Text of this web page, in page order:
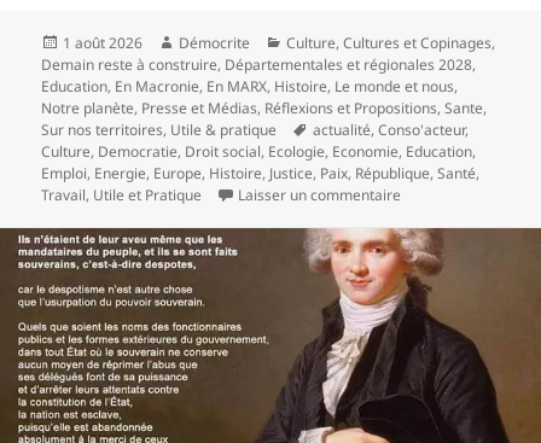
Publié
le
1 août 2026 Auteur
Démocrite Catégories
Culture,Cultures et Copinages,
Demain reste à construire, Départementales et régionales 2028,
Education, En Macronie, En MARX, Histoire, Le monde et nous,
Notre planète, Presse et Médias, Réflexions et Propositions,Sante,
Sur nos territoires, Utile & pratique
Mots-
clés
actualité,Conso'acteur,
Culture, Democratie, Droit social, Ecologie, Economie, Education,
Emploi, Energie, Europe, Histoire, Justice, Paix, République,Santé,
Travail, Utile et Pratique Laisser un commentaire